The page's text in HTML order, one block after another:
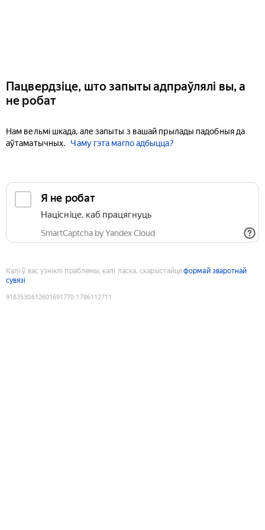
Пацвердзіце, што запыты адпраўлялі вы, а
не робат
Нам вельмі шкада, але запыты з вашай прылады падобныя да
аўтаматычных.
Чаму гэта магло адбыцца?
Я не робат
Націсніце, каб працягнуць
SmartCaptcha by Yandex Cloud
Калі ў вас узніклі праблемы, калі ласка, скарыстайцеформай зваротнай
сувязі
9183530612601691770:1786112711